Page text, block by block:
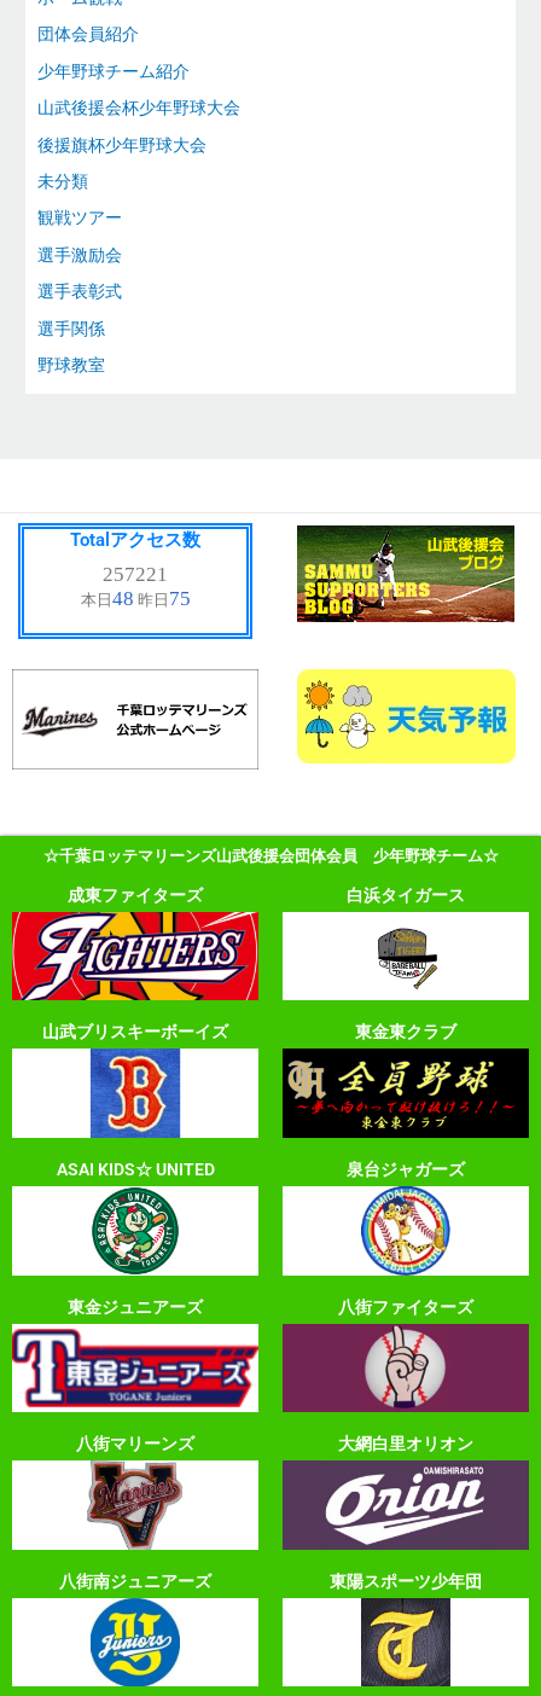
団体会員紹介
少年野球チーム紹介
山武後援会杯少年野球大会
後援旗杯少年野球大会
未分類
観戦ツアー
選手激励会
選手表彰式
選手関係
野球教室
Totalアクセス数
☆千葉ロッテマリーンズ山武後援会団体会員 少年野球チーム☆
成東ファイターズ 白浜タイガース
山武ブリスキーボーイズ 東金東クラブ
ASAI KIDS☆ UNITED 泉台ジャガーズ
東金ジュニアーズ 八街ファイターズ
八街マリーンズ 大網白里オリオン
八街南ジュニアーズ 東陽スポーツ少年団